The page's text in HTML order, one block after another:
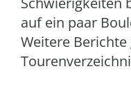
auf ein paar
Weitere